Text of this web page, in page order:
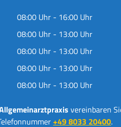
08:00 Uhr - 16:00 Uhr
08:00 Uhr - 13:00 Uhr
08:00 Uhr - 13:00 Uhr
08:00 Uhr - 13:00 Uhr
08:00 Uhr - 13:00 Uhr
vereinbaren
+49 8033 20400.